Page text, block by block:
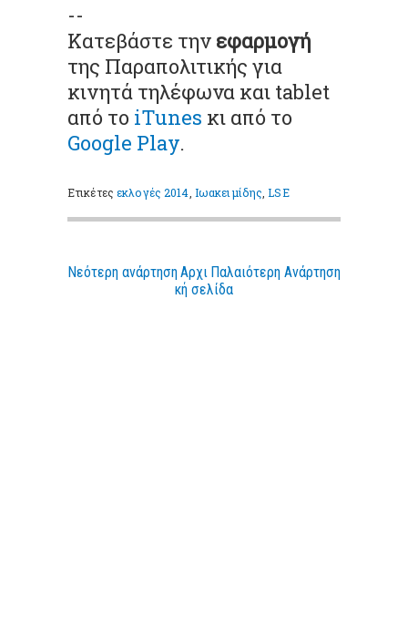
--
Κατεβάστε την εφαρμογή
της Παραπολιτικής για
κινητά τηλέφωνα και tablet
από το iTunes κι από το
Google Play.
Ετικέτες εκλογές 2014 Ιωακειμίδης ,LSE
Νεότερη ανάρτηση Παλαιότερη Ανάρτηση
Αρχι
κή σελίδα